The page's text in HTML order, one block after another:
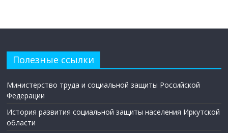
Полезные ссылки
Министерство труда и социальной защиты Российской
Федерации
История развития социальной защиты населения Иркутской
области